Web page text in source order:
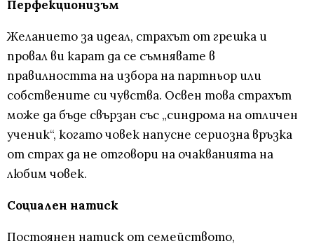
Перфекционизъм
Желанието за идеал, страхът от грешка и
провал ви карат да се съмнявате в
правилността на избора на партньор или
собствените си чувства. Освен това страхът
може да бъде свързан със „синдрома на отличен
ученик“, когато човек напусне сериозна връзка
от страх да не отговори на очакванията на
любим човек.
Социален натиск
Постоянен натиск от семейството,